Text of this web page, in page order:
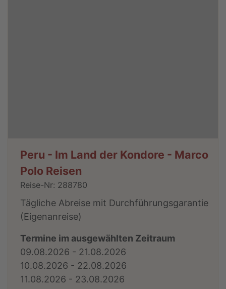
Peru - Im Land der Kondore - Marco
Polo Reisen
Reise-Nr: 288780
Tägliche Abreise mit Durchführungsgarantie
(Eigenanreise)
Termine im ausgewählten Zeitraum
09.08.2026 - 21.08.2026
10.08.2026 - 22.08.2026
11.08.2026 - 23.08.2026